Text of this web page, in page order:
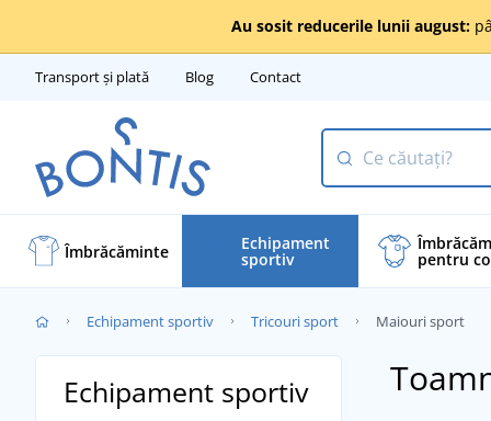
Au sosit reducerile lunii august:
Transport și plată Blog Contact
Îmbrăcăminte Echipament
sportiv pentru
Echipament sportiv Tricouri sport Maiouri sport
Echipament sportiv